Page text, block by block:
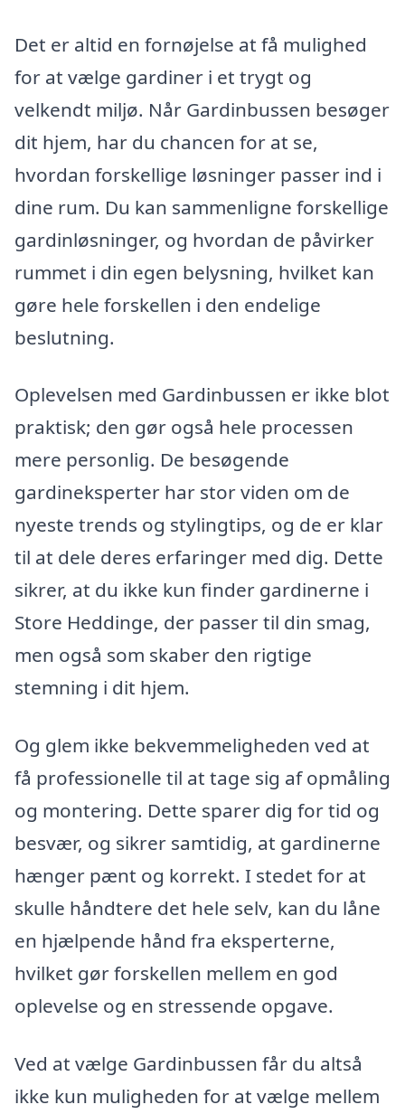
Det er altid en fornøjelse at få mulighed
for at vælge gardiner i et trygt og
velkendt miljø. Når Gardinbussen besøger
dit hjem, har du chancen for at se,
hvordan forskellige løsninger passer ind i
dine rum. Du kan sammenligne forskellige
gardinløsninger, og hvordan de påvirker
rummet i din egen belysning, hvilket kan
gøre hele forskellen i den endelige
beslutning.
Oplevelsen med Gardinbussen er ikke blot
praktisk; den gør også hele processen
mere personlig. De besøgende
gardineksperter har stor viden om de
nyeste trends og stylingtips, og de er klar
til at dele deres erfaringer med dig. Dette
sikrer, at du ikke kun finder gardinerne i
Store Heddinge, der passer til din smag,
men også som skaber den rigtige
stemning i dit hjem.
Og glem ikke bekvemmeligheden ved at
få professionelle til at tage sig af opmåling
og montering. Dette sparer dig for tid og
besvær, og sikrer samtidig, at gardinerne
hænger pænt og korrekt. I stedet for at
skulle håndtere det hele selv, kan du låne
en hjælpende hånd fra eksperterne,
hvilket gør forskellen mellem en god
oplevelse og en stressende opgave.
Ved at vælge Gardinbussen får du altså
ikke kun muligheden for at vælge mellem